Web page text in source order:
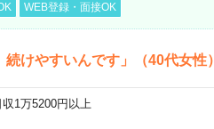
WEB登録・面接OK
けやすいんです」（40代女性）
1万5200円以上